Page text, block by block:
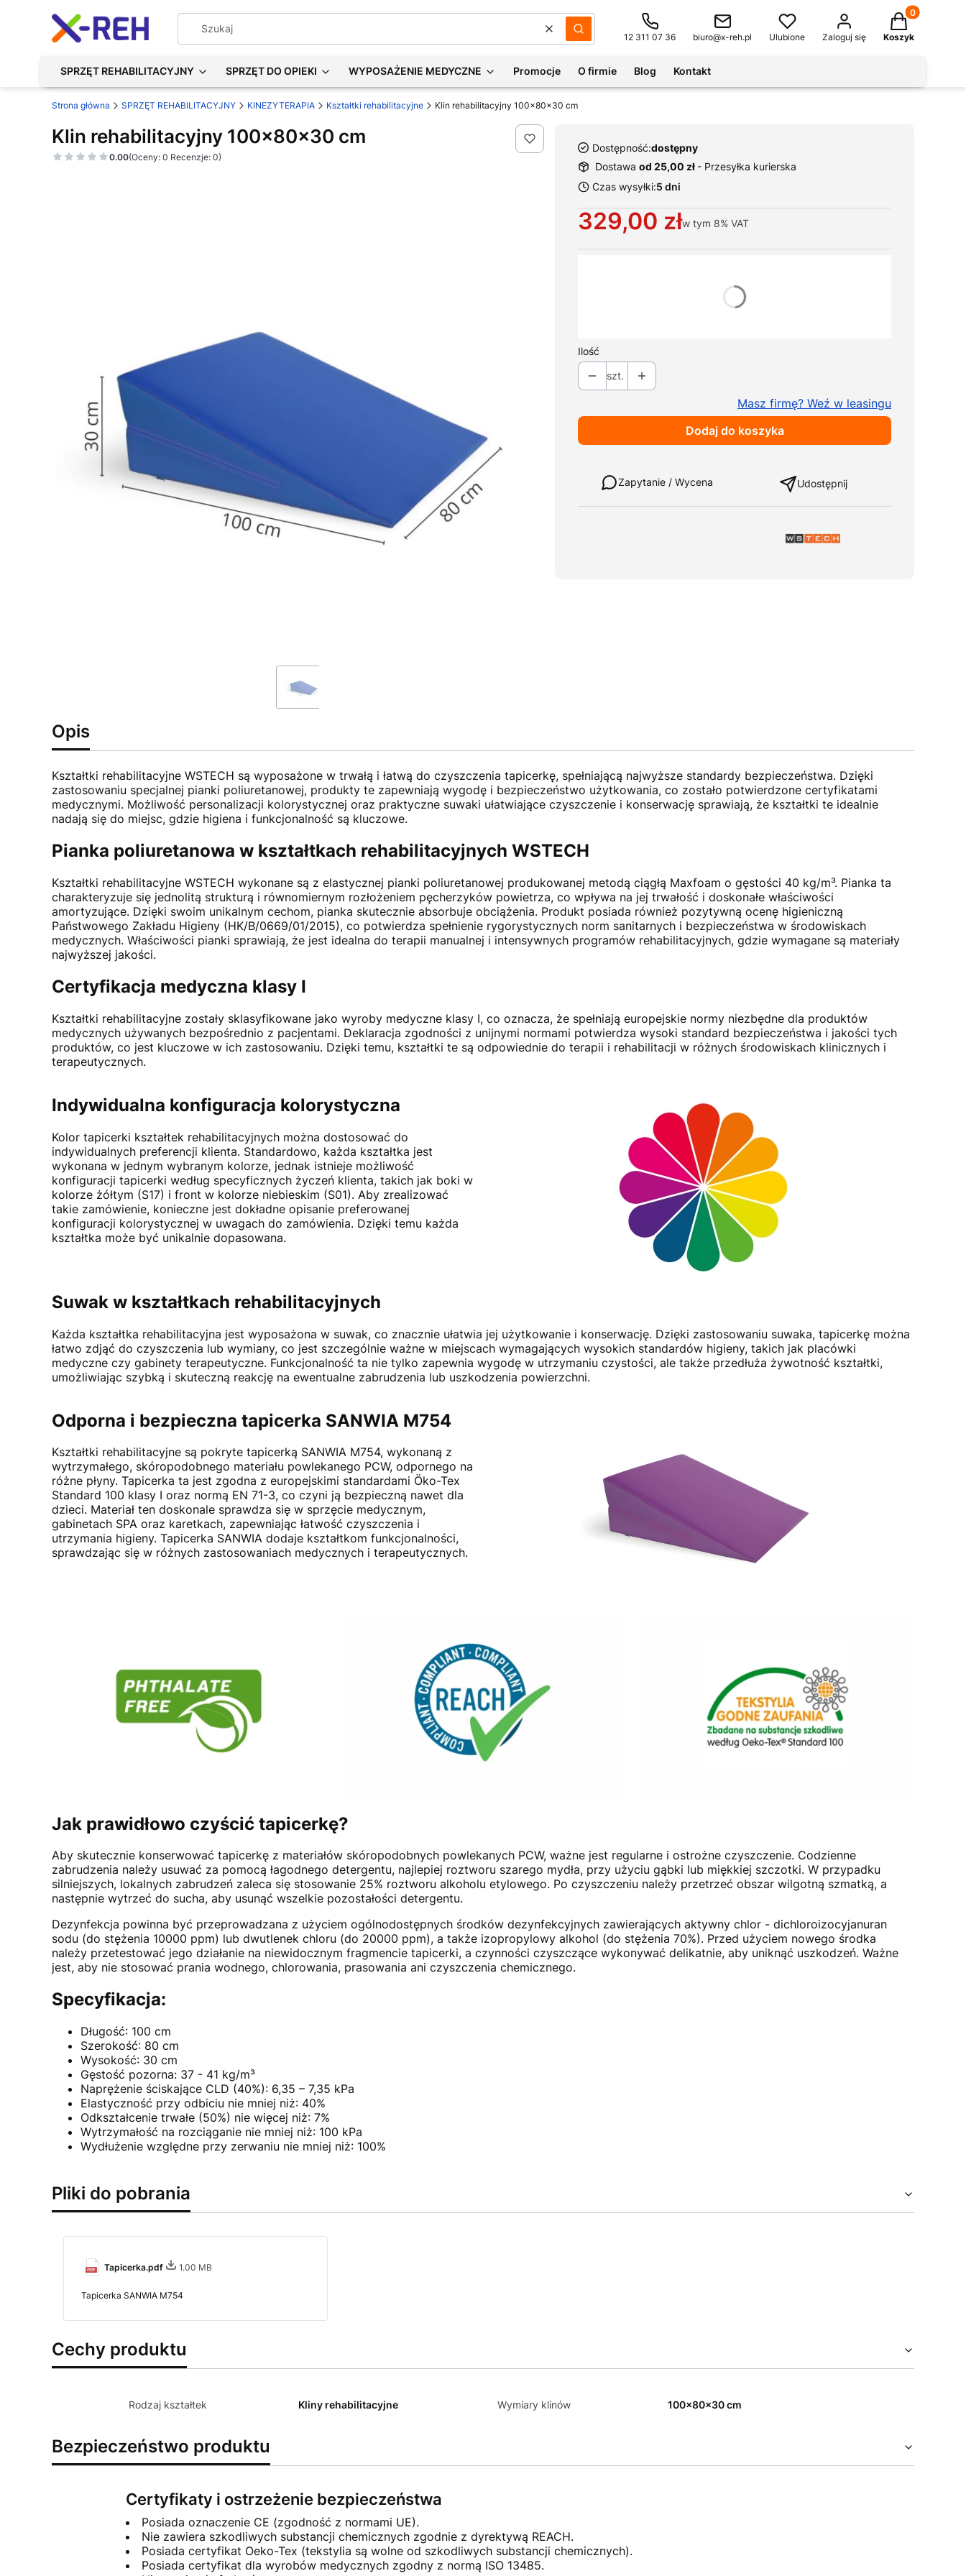
WyczyśćSzukaj 12 311 07 36 biuro@x-reh.pl Ulubione Zaloguj się
Produkty w
Koszyk
SPRZĘT REHABILITACYJNY SPRZĘT DO OPIEKI WYPOSAŻENIE MEDYCZNE Promocje O firmie Blog Kontakt
Strona główna SPRZĘT REHABILITACYJNY KINEZYTERAPIA Kształtki rehabilitacyjne Klin rehabilitacyjny 100x80x30 cm
Klin rehabilitacyjny 100x80x30 cm
0.00(Oceny: 0 Recenzje: 0)
Dostępność:dostępny
Dostawa od 25,00 zł - Przesyłka kurierska
Czas wysyłki:5 dni
Cena
329,00 złw tym 8% VAT
Poszczególne warianty mogą różnić się ceną
Ilość
szt.
Masz firmę? Weź w leasingu
Dodaj do koszyka
Zapytanie / Wycena Udostępnij
Opis
Kształtki rehabilitacyjne WSTECH są wyposażone w trwałą i łatwą do czyszczenia tapicerkę, spełniającą najwyższe standardy bezpieczeństwa. Dzięki
zastosowaniu specjalnej pianki poliuretanowej, produkty te zapewniają wygodę i bezpieczeństwo użytkowania, co zostało potwierdzone certyfikatami
medycznymi. Możliwość personalizacji kolorystycznej oraz praktyczne suwaki ułatwiające czyszczenie i konserwację sprawiają, że kształtki te idealnie
nadają się do miejsc, gdzie higiena i funkcjonalność są kluczowe.
Pianka poliuretanowa w kształtkach rehabilitacyjnych WSTECH
Kształtki rehabilitacyjne WSTECH wykonane są z elastycznej pianki poliuretanowej produkowanej metodą ciągłą Maxfoam o gęstości 40 kg/m³. Pianka ta
charakteryzuje się jednolitą strukturą i równomiernym rozłożeniem pęcherzyków powietrza, co wpływa na jej trwałość i doskonałe właściwości
amortyzujące. Dzięki swoim unikalnym cechom, pianka skutecznie absorbuje obciążenia. Produkt posiada również pozytywną ocenę higieniczną
Państwowego Zakładu Higieny (HK/B/0669/01/2015), co potwierdza spełnienie rygorystycznych norm sanitarnych i bezpieczeństwa w środowiskach
medycznych. Właściwości pianki sprawiają, że jest idealna do terapii manualnej i intensywnych programów rehabilitacyjnych, gdzie wymagane są materiały
najwyższej jakości.
Certyfikacja medyczna klasy I
Kształtki rehabilitacyjne zostały sklasyfikowane jako wyroby medyczne klasy I, co oznacza, że spełniają europejskie normy niezbędne dla produktów
medycznych używanych bezpośrednio z pacjentami. Deklaracja zgodności z unijnymi normami potwierdza wysoki standard bezpieczeństwa i jakości tych
produktów, co jest kluczowe w ich zastosowaniu. Dzięki temu, kształtki te są odpowiednie do terapii i rehabilitacji w różnych środowiskach klinicznych i
terapeutycznych.
Indywidualna konfiguracja kolorystyczna
Kolor tapicerki kształtek rehabilitacyjnych można dostosować do
indywidualnych preferencji klienta. Standardowo, każda kształtka jest
wykonana w jednym wybranym kolorze, jednak istnieje możliwość
konfiguracji tapicerki według specyficznych życzeń klienta, takich jak boki w
kolorze żółtym (S17) i front w kolorze niebieskim (S01). Aby zrealizować
takie zamówienie, konieczne jest dokładne opisanie preferowanej
konfiguracji kolorystycznej w uwagach do zamówienia. Dzięki temu każda
kształtka może być unikalnie dopasowana.
Suwak w kształtkach rehabilitacyjnych
Każda kształtka rehabilitacyjna jest wyposażona w suwak, co znacznie ułatwia jej użytkowanie i konserwację. Dzięki zastosowaniu suwaka, tapicerkę można
łatwo zdjąć do czyszczenia lub wymiany, co jest szczególnie ważne w miejscach wymagających wysokich standardów higieny, takich jak placówki
medyczne czy gabinety terapeutyczne. Funkcjonalność ta nie tylko zapewnia wygodę w utrzymaniu czystości, ale także przedłuża żywotność kształtki,
umożliwiając szybką i skuteczną reakcję na ewentualne zabrudzenia lub uszkodzenia powierzchni.
Odporna i bezpieczna tapicerka SANWIA M754
Kształtki rehabilitacyjne są pokryte tapicerką SANWIA M754, wykonaną z
wytrzymałego, skóropodobnego materiału powlekanego PCW, odpornego na
różne płyny. Tapicerka ta jest zgodna z europejskimi standardami Öko-Tex
Standard 100 klasy I oraz normą EN 71-3, co czyni ją bezpieczną nawet dla
dzieci. Materiał ten doskonale sprawdza się w sprzęcie medycznym,
gabinetach SPA oraz karetkach, zapewniając łatwość czyszczenia i
utrzymania higieny. Tapicerka SANWIA dodaje kształtkom funkcjonalności,
sprawdzając się w różnych zastosowaniach medycznych i terapeutycznych.
Jak prawidłowo czyścić tapicerkę?
Aby skutecznie konserwować tapicerkę z materiałów skóropodobnych powlekanych PCW, ważne jest regularne i ostrożne czyszczenie. Codzienne
zabrudzenia należy usuwać za pomocą łagodnego detergentu, najlepiej roztworu szarego mydła, przy użyciu gąbki lub miękkiej szczotki. W przypadku
silniejszych, lokalnych zabrudzeń zaleca się stosowanie 25% roztworu alkoholu etylowego. Po czyszczeniu należy przetrzeć obszar wilgotną szmatką, a
następnie wytrzeć do sucha, aby usunąć wszelkie pozostałości detergentu.
Dezynfekcja powinna być przeprowadzana z użyciem ogólnodostępnych środków dezynfekcyjnych zawierających aktywny chlor - dichloroizocyjanuran
sodu (do stężenia 10000 ppm) lub dwutlenek chloru (do 20000 ppm), a także izopropylowy alkohol (do stężenia 70%). Przed użyciem nowego środka
należy przetestować jego działanie na niewidocznym fragmencie tapicerki, a czynności czyszczące wykonywać delikatnie, aby uniknąć uszkodzeń. Ważne
jest, aby nie stosować prania wodnego, chlorowania, prasowania ani czyszczenia chemicznego.
Specyfikacja:
Długość: 100 cm
Szerokość: 80 cm
Wysokość: 30 cm
Gęstość pozorna: 37 - 41 kg/m³
Naprężenie ściskające CLD (40%): 6,35 – 7,35 kPa
Elastyczność przy odbiciu nie mniej niż: 40%
Odkształcenie trwałe (50%) nie więcej niż: 7%
Wytrzymałość na rozciąganie nie mniej niż: 100 kPa
Wydłużenie względne przy zerwaniu nie mniej niż: 100%
Pliki do pobrania
Tapicerka.pdf 1.00 MB
Tapicerka SANWIA M754
Cechy produktu
Rodzaj kształtek Kliny rehabilitacyjne Wymiary klinów 100x80x30 cm
Bezpieczeństwo produktu
Certyfikaty i ostrzeżenie bezpieczeństwa
Posiada oznaczenie CE (zgodność z normami UE).
Nie zawiera szkodliwych substancji chemicznych zgodnie z dyrektywą REACH.
Posiada certyfikat Oeko-Tex (tekstylia są wolne od szkodliwych substancji chemicznych).
Posiada certyfikat dla wyrobów medycznych zgodny z normą ISO 13485.